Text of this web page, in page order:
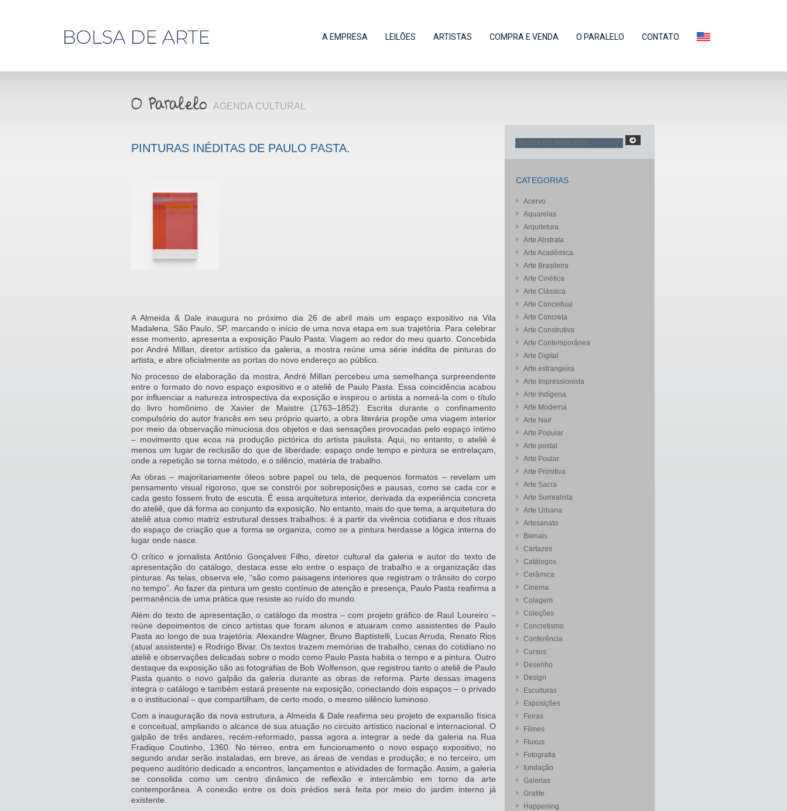
A EMPRESA LEILÕES ARTISTAS COMPRA E VENDA O PARALELO CONTATO
AGENDA CULTURAL
PINTURAS INÉDITAS DE PAULO PASTA.
A Almeida & Dale inaugura no próximo dia 26 de abril mais um espaço expositivo na Vila
Madalena, São Paulo, SP, marcando o início de uma nova etapa em sua trajetória. Para celebrar
esse momento, apresenta a exposição Paulo Pasta: Viagem ao redor do meu quarto. Concebida
por André Millan, diretor artístico da galeria, a mostra reúne uma série inédita de pinturas do
artista, e abre oficialmente as portas do novo endereço ao público.
No processo de elaboração da mostra, André Millan percebeu uma semelhança surpreendente
entre o formato do novo espaço expositivo e o ateliê de Paulo Pasta. Essa coincidência acabou
por influenciar a natureza introspectiva da exposição e inspirou o artista a nomeá-la com o título
do livro homônimo de Xavier de Maistre (1763–1852). Escrita durante o confinamento
compulsório do autor francês em seu próprio quarto, a obra literária propõe uma viagem interior
por meio da observação minuciosa dos objetos e das sensações provocadas pelo espaço íntimo
– movimento que ecoa na produção pictórica do artista paulista. Aqui, no entanto, o ateliê é
menos um lugar de reclusão do que de liberdade: espaço onde tempo e pintura se entrelaçam,
onde a repetição se torna método, e o silêncio, matéria de trabalho.
As obras – majoritariamente óleos sobre papel ou tela, de pequenos formatos – revelam um
pensamento visual rigoroso, que se constrói por sobreposições e pausas, como se cada cor e
cada gesto fossem fruto de escuta. É essa arquitetura interior, derivada da experiência concreta
do ateliê, que dá forma ao conjunto da exposição. No entanto, mais do que tema, a arquitetura do
ateliê atua como matriz estrutural desses trabalhos: é a partir da vivência cotidiana e dos rituais
do espaço de criação que a forma se organiza, como se a pintura herdasse a lógica interna do
lugar onde nasce.
O crítico e jornalista Antônio Gonçalves Filho, diretor cultural da galeria e autor do texto de
apresentação do catálogo, destaca esse elo entre o espaço de trabalho e a organização das
pinturas. As telas, observa ele, “são como paisagens interiores que registram o trânsito do corpo
no tempo”. Ao fazer da pintura um gesto contínuo de atenção e presença, Paulo Pasta reafirma a
permanência de uma prática que resiste ao ruído do mundo.
Além do texto de apresentação, o catálogo da mostra – com projeto gráfico de Raul Loureiro –
reúne depoimentos de cinco artistas que foram alunos e atuaram como assistentes de Paulo
Pasta ao longo de sua trajetória: Alexandre Wagner, Bruno Baptistelli, Lucas Arruda, Renato Rios
(atual assistente) e Rodrigo Bivar. Os textos trazem memórias de trabalho, cenas do cotidiano no
ateliê e observações delicadas sobre o modo como Paulo Pasta habita o tempo e a pintura. Outro
destaque da exposição são as fotografias de Bob Wolfenson, que registrou tanto o ateliê de Paulo
Pasta quanto o novo galpão da galeria durante as obras de reforma. Parte dessas imagens
integra o catálogo e também estará presente na exposição, conectando dois espaços – o privado
e o institucional – que compartilham, de certo modo, o mesmo silêncio luminoso.
Com a inauguração da nova estrutura, a Almeida & Dale reafirma seu projeto de expansão física
e conceitual, ampliando o alcance de sua atuação no circuito artístico nacional e internacional. O
galpão de três andares, recém-reformado, passa agora a integrar a sede da galeria na Rua
Fradique Coutinho, 1360. No térreo, entra em funcionamento o novo espaço expositivo; no
segundo andar serão instaladas, em breve, as áreas de vendas e produção; e no terceiro, um
pequeno auditório dedicado a encontros, lançamentos e atividades de formação. Assim, a galeria
se consolida como um centro dinâmico de reflexão e intercâmbio em torno da arte
contemporânea. A conexão entre os dois prédios será feita por meio do jardim interno já
existente.
CATEGORIAS
Acervo
Aquarelas
Arquitetura
Arte Abstrata
Arte Acadêmica
Arte Brasileira
Arte Cinética
Arte Clássica
Arte Conceitual
Arte Concreta
Arte Construtiva
Arte Contemporânea
Arte Digital
Arte estrangeira
Arte Impressionista
Arte Indígena
Arte Moderna
Arte Naif
Arte Popular
Arte postal
Arte Poular
Arte Primitiva
Arte Sacra
Arte Surrealista
Arte Urbana
Artesanato
Bienais
Cartazes
Catálogos
Cerâmica
Cinema
Colagem
Coleções
Concretismo
Conferência
Cursos
Desenho
Design
Esculturas
Exposições
Feiras
Filmes
Fluxus
Fotografia
fundação
Galerias
Grafite
Happening